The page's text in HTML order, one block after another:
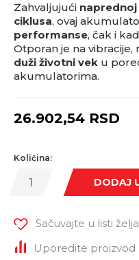
Zahvaljujući
ciklusa, ovaj
performanse, čak i
Otporan je na vibracije,
duži životni vek u
akumulatorima.
26.902,54 RSD
Količina:
DODAJ
Sačuvajte u listi želja
Uporedite proizvod